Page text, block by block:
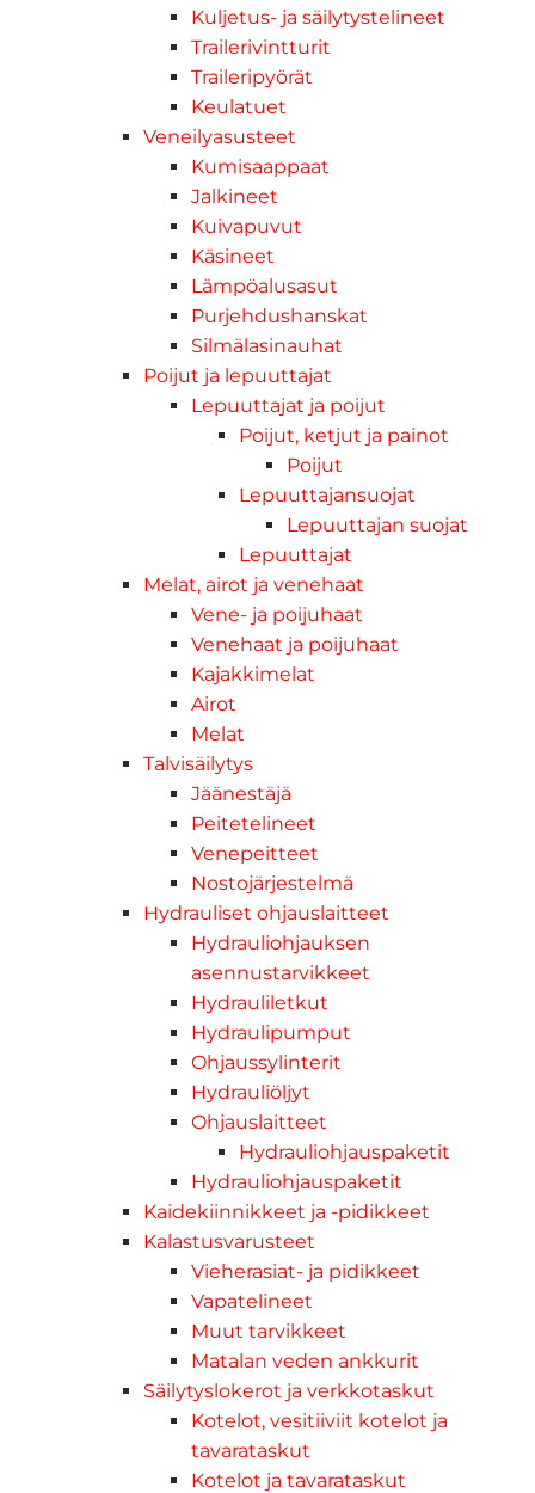
Kuljetus- ja säilytystelineet
Trailerivintturit
Traileripyörät
Keulatuet
Veneilyasusteet
Kumisaappaat
Jalkineet
Kuivapuvut
Käsineet
Lämpöalusasut
Purjehdushanskat
Silmälasinauhat
Poijut ja lepuuttajat
Lepuuttajat ja poijut
Poijut, ketjut ja painot
Poijut
Lepuuttajansuojat
Lepuuttajan suojat
Lepuuttajat
Melat, airot ja venehaat
Vene- ja poijuhaat
Venehaat ja poijuhaat
Kajakkimelat
Airot
Melat
Talvisäilytys
Jäänestäjä
Peitetelineet
Venepeitteet
Nostojärjestelmä
Hydrauliset ohjauslaitteet
Hydrauliohjauksen
asennustarvikkeet
Hydrauliletkut
Hydraulipumput
Ohjaussylinterit
Hydrauliöljyt
Ohjauslaitteet
Hydrauliohjauspaketit
Hydrauliohjauspaketit
Kaidekiinnikkeet ja -pidikkeet
Kalastusvarusteet
Vieherasiat- ja pidikkeet
Vapatelineet
Muut tarvikkeet
Matalan veden ankkurit
Säilytyslokerot ja verkkotaskut
Kotelot, vesitiiviit kotelot ja
tavarataskut
Kotelot ja tavarataskut